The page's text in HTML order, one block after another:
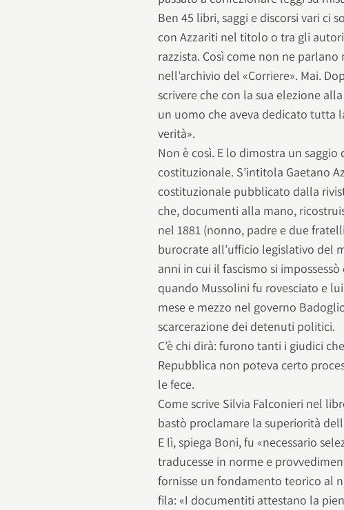
Ben 45 libri, saggi e discorsi vari ci
con Azzariti nel titolo o tra gli
razzista. Così come non ne
nell’archivio del «Corriere». Mai.
scrivere che con la sua elezione
un uomo che aveva dedicato tutta
verità».
Non è così. E lo dimostra un
costituzionale. S’intitola Gaetano
costituzionale pubblicato dalla
che, documenti alla mano,
nel 1881 (nonno, padre e due
burocrate all’ufficio legislativo del
anni in cui il fascismo si
quando Mussolini fu rovesciato e
mese e mezzo nel governo
scarcerazione dei detenuti politici.
C’è chi dirà: furono tanti i giudici
Repubblica non poteva certo
le fece.
Come scrive Silvia Falconieri nel
bastò proclamare la superiorità
E lì, spiega Boni, fu «necessario
traducesse in norme e
fornisse un fondamento teorico al
fila: «I documentiti attestano la